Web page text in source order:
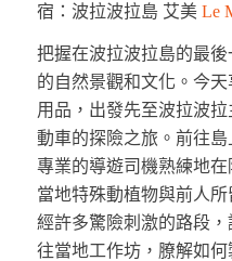
宿：波拉波拉島 艾美 Le
把握在波拉波拉島的最
的自然景觀和文化。今
用品，出發先至波拉波
動車的探險之旅。前往島
專業的導遊司機熟練地
當地特殊動植物與前人
經許多驚險刺激的路段
往當地工作坊，膫解如何